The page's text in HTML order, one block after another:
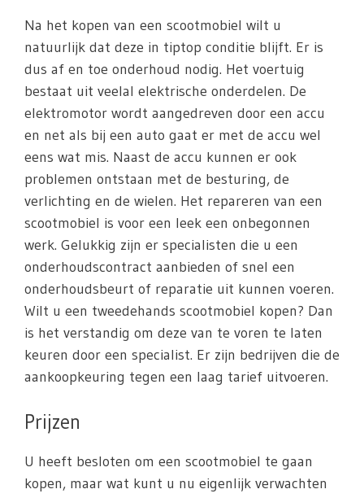
Na het kopen van een scootmobiel wilt u
natuurlijk dat deze in tiptop conditie blijft. Er is
dus af en toe onderhoud nodig. Het voertuig
bestaat uit veelal elektrische onderdelen. De
elektromotor wordt aangedreven door een accu
en net als bij een auto gaat er met de accu wel
eens wat mis. Naast de accu kunnen er ook
problemen ontstaan met de besturing, de
verlichting en de wielen. Het repareren van een
scootmobiel is voor een leek een onbegonnen
werk. Gelukkig zijn er specialisten die u een
onderhoudscontract aanbieden of snel een
onderhoudsbeurt of reparatie uit kunnen voeren.
Wilt u een tweedehands scootmobiel kopen? Dan
is het verstandig om deze van te voren te laten
keuren door een specialist. Er zijn bedrijven die de
aankoopkeuring tegen een laag tarief uitvoeren.
Prijzen
U heeft besloten om een scootmobiel te gaan
kopen, maar wat kunt u nu eigenlijk verwachten